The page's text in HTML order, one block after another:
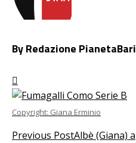
By Redazione PianetaBari
Copyright: Giana Erminio
Previous PostAlbè (Giana) a